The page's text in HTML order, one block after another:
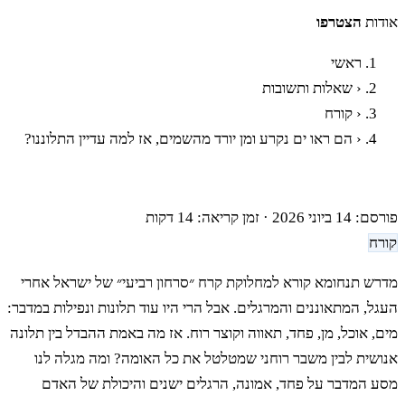
אודות הצטרפו
ראשי
‹ שאלות ותשובות
‹ קורח
‹ הם ראו ים נקרע ומן יורד מהשמים, אז למה עדיין התלוננו?
פורסם: 14 ביוני 2026 · זמן קריאה: 14 דקות
קורח
מדרש תנחומא קורא למחלוקת קרח ״סרחון רביעי״ של ישראל אחרי
העגל, המתאוננים והמרגלים. אבל הרי היו עוד תלונות ונפילות במדבר:
מים, אוכל, מן, פחד, תאווה וקוצר רוח. אז מה באמת ההבדל בין תלונה
אנושית לבין משבר רוחני שמטלטל את כל האומה? ומה מגלה לנו
מסע המדבר על פחד, אמונה, הרגלים ישנים והיכולת של האדם